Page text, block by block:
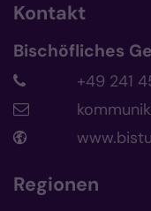
Kontakt
Bischöfliches
+49 241
Regionen